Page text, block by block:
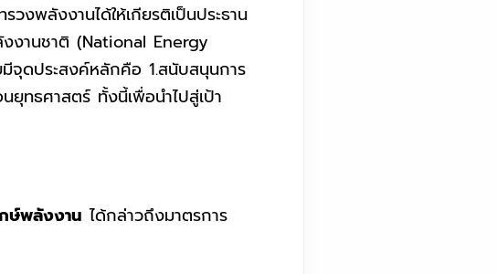
งพลังงานได้ให้เกียรติเป็นประธาน
งานชาติ (National Energy
จุดประสงค์หลักคือ 1.สนับสนุนการ
ยุทธศาสตร์ ทั้งนี้เพื่อนำไปสู่เป้า
ษ์พลังงาน ได้กล่าวถึงมาตรการ